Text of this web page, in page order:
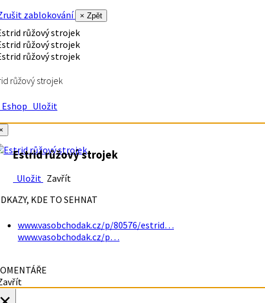
zablokování
× Zpět
růžový strojek
Uložit
Estrid růžový strojek
Uložit Zavřít
KDE TO SEHNAT
www.vasobchodak.cz/p/80576/estrid…
www.vasobchodak.cz/p…